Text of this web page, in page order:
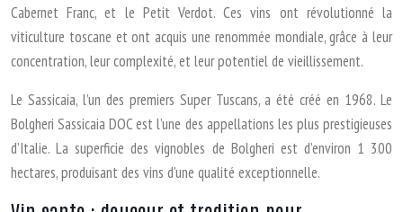
Cabernet Franc, et le Petit Verdot. Ces vins ont révolutionné la
viticulture toscane et ont acquis une renommée mondiale, grâce à leur
concentration, leur complexité, et leur potentiel de vieillissement.
Le Sassicaia, l’un des premiers Super Tuscans, a été créé en 1968. Le
Bolgheri Sassicaia DOC est l’une des appellations les plus prestigieuses
d’Italie. La superficie des vignobles de Bolgheri est d’environ 1 300
hectares, produisant des vins d’une qualité exceptionnelle.